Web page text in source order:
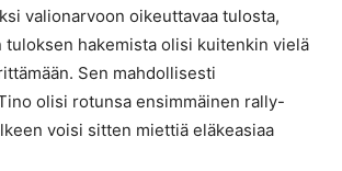
valionarvoon oikeuttavaa tulosta,
tuloksen hakemista olisi kuitenkin vielä
Sen mahdollisesti
olisi rotunsa ensimmäinen rally-
voisi sitten miettiä eläkeasiaa